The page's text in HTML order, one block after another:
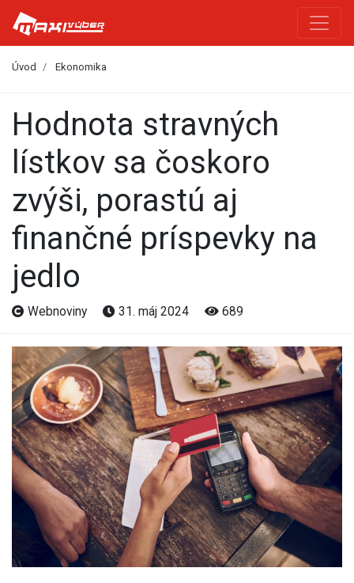
Úvod Ekonomika
Hodnota stravných
lístkov sa čoskoro
zvýši, porastú aj
finančné príspevky na
jedlo
Webnoviny 31. máj 2024 689